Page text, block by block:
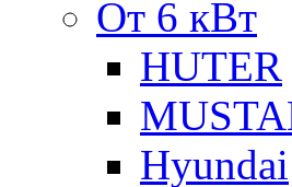
От 6 кВт
HUTER
Hyundai